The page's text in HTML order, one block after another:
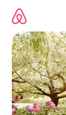
directement
contenu